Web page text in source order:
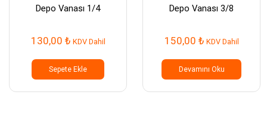
Depo Vanası 1/4
130,00 ₺ KDV Dahil
Sepete Ekle
Depo Vanası 3/8
150,00 ₺ KDV Dahil
Devamını Oku